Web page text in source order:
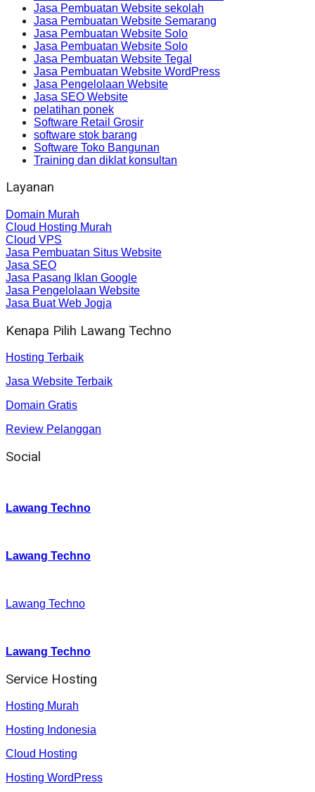
Jasa Pembuatan Website sekolah
Jasa Pembuatan Website Semarang
Jasa Pembuatan Website Solo
Jasa Pembuatan Website Solo
Jasa Pembuatan Website Tegal
Jasa Pembuatan Website WordPress
Jasa Pengelolaan Website
Jasa SEO Website
pelatihan ponek
Software Retail Grosir
software stok barang
Software Toko Bangunan
Training dan diklat konsultan
Layanan
Domain Murah
Cloud Hosting Murah
Cloud VPS
Jasa Pembuatan Situs Website
Jasa SEO
Jasa Pasang Iklan Google
Jasa Pengelolaan Website
Jasa Buat Web Jogja
Kenapa Pilih Lawang Techno
Hosting Terbaik
Jasa Website Terbaik
Domain Gratis
Review Pelanggan
Social
Lawang Techno
Lawang Techno
Lawang Techno
Lawang Techno
Service Hosting
Hosting Murah
Hosting Indonesia
Cloud Hosting
Hosting WordPress